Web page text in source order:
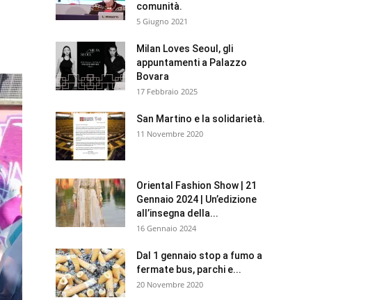
comunità.
5 Giugno 2021
Milan Loves Seoul, gli
appuntamenti a Palazzo
Bovara
17 Febbraio 2025
San Martino e la solidarietà.
11 Novembre 2020
Oriental Fashion Show | 21
Gennaio 2024 | Un’edizione
all’insegna della...
16 Gennaio 2024
Dal 1 gennaio stop a fumo a
fermate bus, parchi e...
20 Novembre 2020